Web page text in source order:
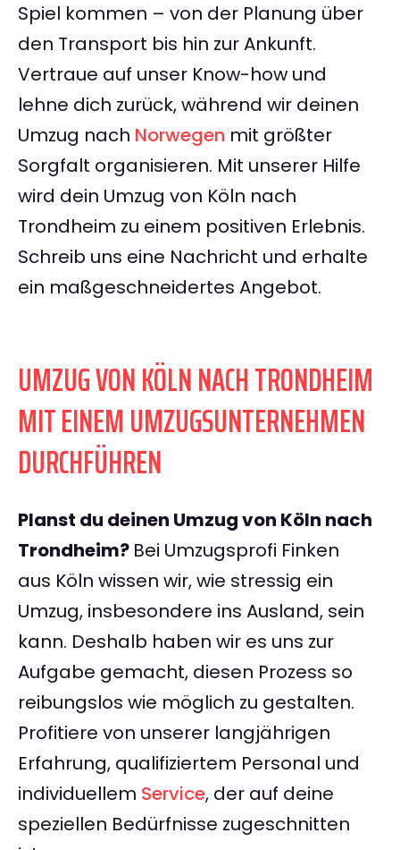
Spiel kommen – von der Planung über
den Transport bis hin zur Ankunft.
Vertraue auf unser Know-how und
lehne dich zurück, während wir deinen
Umzug nach Norwegen mit größter
Sorgfalt organisieren. Mit unserer Hilfe
wird dein Umzug von Köln nach
Trondheim zu einem positiven Erlebnis.
Schreib uns eine Nachricht und erhalte
ein maßgeschneidertes Angebot.
UMZUG VON KÖLN NACH TRONDHEIM
MIT EINEM UMZUGSUNTERNEHMEN
DURCHFÜHREN
Planst du deinen Umzug von Köln nach
Trondheim? Bei Umzugsprofi Finken
aus Köln wissen wir, wie stressig ein
Umzug, insbesondere ins Ausland, sein
kann. Deshalb haben wir es uns zur
Aufgabe gemacht, diesen Prozess so
reibungslos wie möglich zu gestalten.
Profitiere von unserer langjährigen
Erfahrung, qualifiziertem Personal und
individuellem Service, der auf deine
speziellen Bedürfnisse zugeschnitten